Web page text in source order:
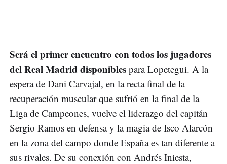
Será el primer encuentro con todos los jugadores
del Real Madrid disponibles para Lopetegui. A la
espera de Dani Carvajal, en la recta final de la
recuperación muscular que sufrió en la final de la
Liga de Campeones, vuelve el liderazgo del capitán
Sergio Ramos en defensa y la magia de Isco Alarcón
en la zona del campo donde España es tan diferente a
sus rivales. De su conexión con Andrés Iniesta,